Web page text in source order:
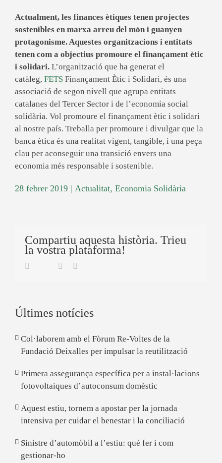
Actualment, les finances ètiques tenen projectes
sostenibles en marxa arreu del món i guanyen
protagonisme. Aquestes organitzacions i entitats
tenen com a objectius promoure el finançament ètic
i solidari. L’organització que ha generat el
catàleg, FETS Finançament Ètic i Solidari, és una
associació de segon nivell que agrupa entitats
catalanes del Tercer Sector i de l’economia social
solidària. Vol promoure el finançament ètic i solidari
al nostre país. Treballa per promoure i divulgar que la
banca ètica és una realitat vigent, tangible, i una peça
clau per aconseguir una transició envers una
economia més responsable i sostenible.
28 febrer 2019 | Actualitat, Economia Solidària
Compartiu aquesta història. Trieu
la vostra plataforma!
Facebook
TwitterLinkedin
Últimes notícies
Col·laborem amb el Fòrum Re-Voltes de la
Fundació Deixalles per impulsar la reutilització
Primera assegurança específica per a instal·lacions
fotovoltaiques d’autoconsum domèstic
Aquest estiu, tornem a apostar per la jornada
intensiva per cuidar el benestar i la conciliació
Sinistre d’automòbil a l’estiu: què fer i com
gestionar-ho